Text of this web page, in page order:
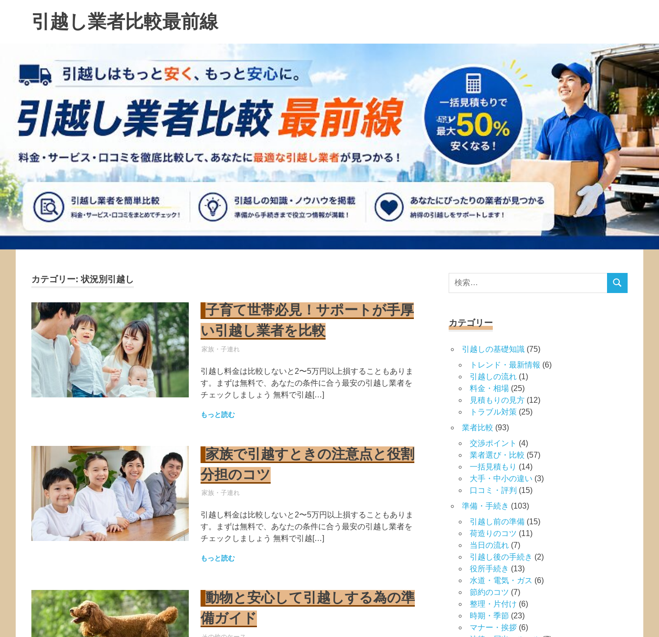
引越し業者比較最前線
カテゴリー:状況別引越し
子育て世帯必見！サポートが手厚
い引越し業者を比較
引越し業者
家族・子連れ
引越し料金は比較しないと2〜5万円以上損することもありま
す。まずは無料で、あなたの条件に合う最安の引越し業者を
チェックしましょう 無料で引越[…]
もっと読む
家族で引越すときの注意点と役割
分担のコツ
引越し業者
家族・子連れ
引越し料金は比較しないと2〜5万円以上損することもありま
す。まずは無料で、あなたの条件に合う最安の引越し業者を
チェックしましょう 無料で引越[…]
もっと読む
動物と安心して引越しする為の準
備ガイド
検
検
カテゴリー
引越しの基礎知識 (75)
トレンド・最新情報 (6)
引越しの流れ (1)
料金・相場 (25)
見積もりの見方 (12)
トラブル対策 (25)
業者比較 (93)
交渉ポイント (4)
業者選び・比較 (57)
一括見積もり (14)
大手・中小の違い (3)
口コミ・評判 (15)
準備・手続き (103)
引越し前の準備 (15)
荷造りのコツ (11)
当日の流れ (7)
引越し後の手続き (2)
役所手続き (13)
水道・電気・ガス (6)
節約のコツ (7)
整理・片付け (6)
時期・季節 (23)
マナー・挨拶 (6)